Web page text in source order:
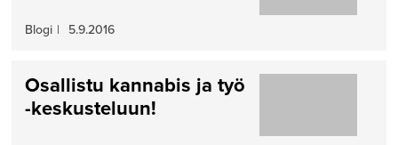
Blogi | 5.9.2016
Osallistu kannabis ja työ
-keskusteluun!